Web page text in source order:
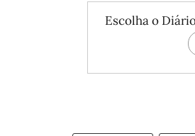
Escolha o